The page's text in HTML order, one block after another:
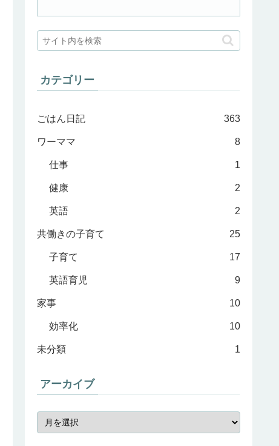
カテゴリー
ごはん日記 363
ワーママ 8
仕事 1
健康 2
英語 2
共働きの子育て 25
子育て 17
英語育児 9
家事 10
効率化 10
未分類 1
アーカイブ